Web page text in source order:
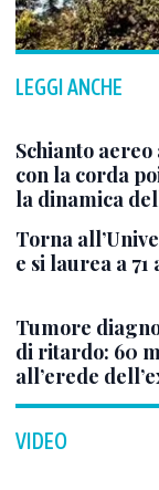
LEGGI ANCHE
Schianto
con la corda
la dinamica
Torna
e si laurea a 71
Tumore
di ritardo: 60
all’erede
VIDEO